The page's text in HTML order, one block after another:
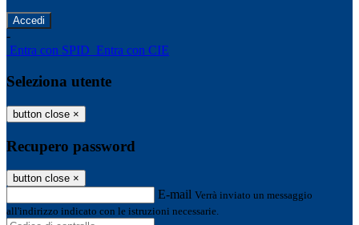
-
Entra con SPID Entra con CIE
Seleziona utente
button close ×
Recupero password
button close ×
E-mail Verrà inviato un messaggio
all'indirizzo indicato con le istruzioni necessarie.